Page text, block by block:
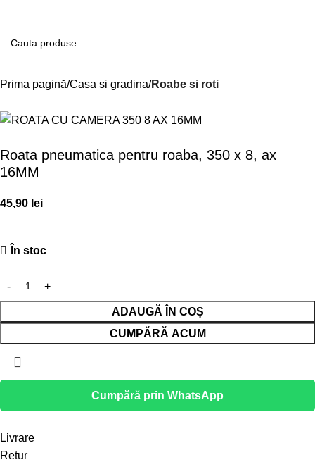
Prima pagină Casa si gradina Roabe si roti
Roata pneumatica pentru roaba, 350 x 8, ax
16MM
45,90 lei
În stoc
ADAUGĂ ÎN COȘ
CUMPĂRĂ ACUM
Cumpără prin WhatsApp
Livrare
Retur